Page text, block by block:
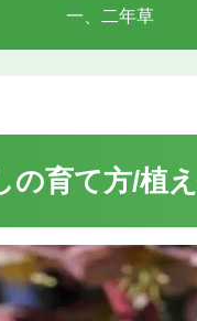
一、二年草
の育て方/植